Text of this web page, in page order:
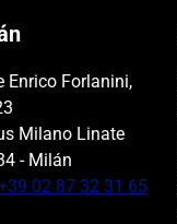
Enrico Forlanini,
Milano Linate
- Milán
02 87 32 31 65